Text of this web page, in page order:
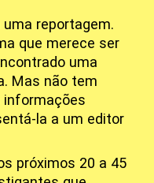
reportagem.
que merece ser
uma
Mas não tem
la a um editor
próximos 20 a 45